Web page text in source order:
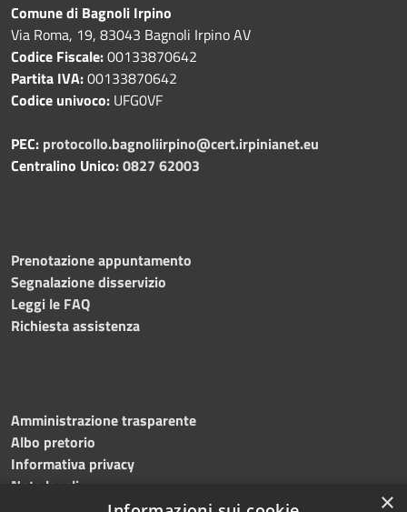
Comune di Bagnoli Irpino
Via Roma, 19, 83043 Bagnoli Irpino AV
Codice Fiscale:00133870642
Partita IVA:00133870642
Codice univoco: UFG0VF
PEC: protocollo.bagnoliirpino@cert.irpinianet.eu
Centralino Unico:0827 62003
Prenotazione appuntamento
Segnalazione disservizio
Leggi le FAQ
Richiesta assistenza
Amministrazione trasparente
Albo pretorio
Informativa privacy
Note legali
Dichiarazione di accessibilità
×